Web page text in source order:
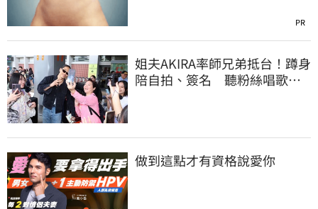
PR
姐夫AKIRA率師兄弟抵台！蹲身
陪自拍、簽名 聽粉絲唱歌羞
做到這點才有資格說愛你